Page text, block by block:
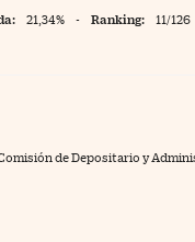
21,34% - Ranking: 11/126
de Depositario y